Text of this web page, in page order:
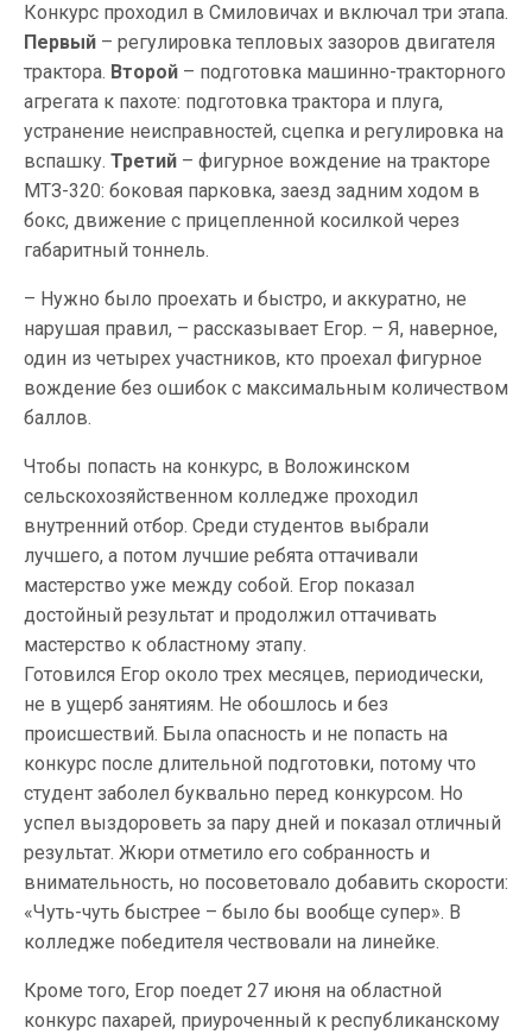
Конкурс проходил в Смиловичах и включал три этапа.
Первый – регулировка тепловых зазоров двигателя
трактора. Второй – подготовка машинно-тракторного
агрегата к пахоте: подготовка трактора и плуга,
устранение неисправностей, сцепка и регулировка на
вспашку. Третий – фигурное вождение на тракторе
МТЗ-320: боковая парковка, заезд задним ходом в
бокс, движение с прицепленной косилкой через
габаритный тоннель.
– Нужно было проехать и быстро, и аккуратно, не
нарушая правил, – рассказывает Егор. – Я, наверное,
один из четырех участников, кто проехал фигурное
вождение без ошибок с максимальным количеством
баллов.
Чтобы попасть на конкурс, в Воложинском
сельскохозяйственном колледже проходил
внутренний отбор. Среди студентов выбрали
лучшего, а потом лучшие ребята оттачивали
мастерство уже между собой. Егор показал
достойный результат и продолжил оттачивать
мастерство к областному этапу.
Готовился Егор около трех месяцев, периодически,
не в ущерб занятиям. Не обошлось и без
происшествий. Была опасность и не попасть на
конкурс после длительной подготовки, потому что
студент заболел буквально перед конкурсом. Но
успел выздороветь за пару дней и показал отличный
результат. Жюри отметило его собранность и
внимательность, но посоветовало добавить скорости:
«Чуть-чуть быстрее – было бы вообще супер». В
колледже победителя чествовали на линейке.
Кроме того, Егор поедет 27 июня на областной
конкурс пахарей, приуроченный к республиканскому